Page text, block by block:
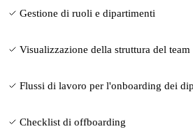
Gestione di ruoli e dipartimenti
Visualizzazione della struttura del team
Flussi di lavoro per l'onboarding dei
Checklist di offboarding